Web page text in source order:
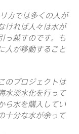
カでは多くの人が
ければ人々は水が
っ越すのです。も
人が移動すること
のプロジェクトは
水淡水化を行って
ら水を購入してい
十分な水が余って